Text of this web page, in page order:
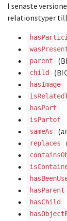
I senaste
relationstyper
parent
child
hasImage
hasPart
isPartof
sameAs
replaces
hasParent
hasChild